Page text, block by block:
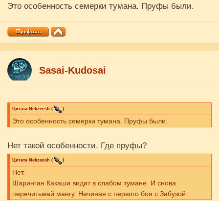
Это особенность семерки тумана. Пруфы были.
Sasai-Kudosai
Цитата Nekzeesh ( )
Это особенность семерки тумана. Пруфы были.
Нет такой особенности. Где пруфы?
Цитата Nekzeesh ( )
Нет.
Шаринган Какаши видит в слабом тумане. И снова
перечитывай мангу. Начиная с первого боя с Забузой.